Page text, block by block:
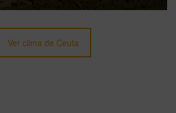
Ver clima de Ceuta